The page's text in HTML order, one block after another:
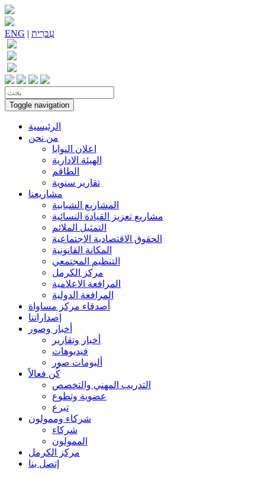
ENG | עִברִית
Toggle navigation
الرئيسية
من نحن
اعلان النوايا
الهيئة الادارية
الطاقم
تقارير سنوية
مشاريعنا
المشاريع الشبابية
مشاريع تعزيز القيادة النسائية
التمثيل الملائم
الحقوق الاقتصادية الاجتماعية
المكانة القانونية
التنظيم المجتمعي
مركز الكرمل
المرافعة الاعلامية
المرافعة الدولية
أصدقاء مركز مساواة
إصداراتنا
أخبار وصور
أخبار وتقارير
فيديوهات
ألبومات صور
كُن فعالاً
التدريب المهني والتخصص
عضوية وتطوع
تبرع
شركاء وممولون
شركاء
الممولون
مركز الكرمل
إتصل بنا